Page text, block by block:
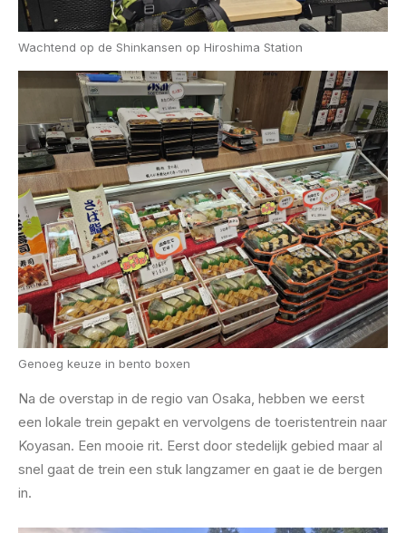
Wachtend op de Shinkansen op Hiroshima Station
Genoeg keuze in bento boxen
Na de overstap in de regio van Osaka, hebben we eerst
een lokale trein gepakt en vervolgens de toeristentrein naar
Koyasan. Een mooie rit. Eerst door stedelijk gebied maar al
snel gaat de trein een stuk langzamer en gaat ie de bergen
in.